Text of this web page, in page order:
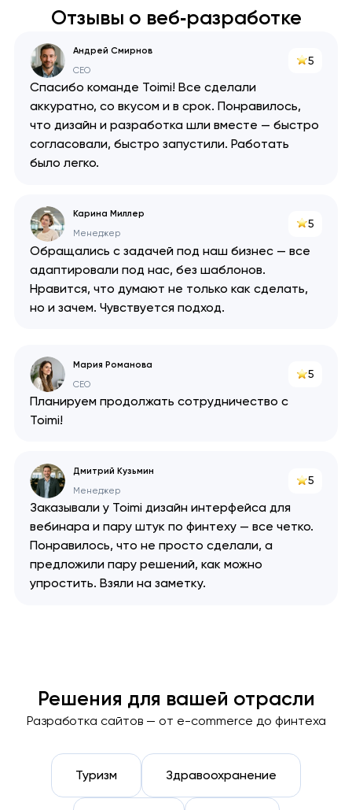
API
Отзывы о веб‑разработке
Андрей Смирнов
CEO
5
Спасибо команде Toimi! Все сделали
аккуратно, со вкусом и в срок. Понравилось,
что дизайн и разработка шли вместе — быстро
согласовали, быстро запустили. Работать
было легко.
Карина Миллер
Менеджер
5
Обращались с задачей под наш бизнес — все
адаптировали под нас, без шаблонов.
Нравится, что думают не только как сделать,
но и зачем. Чувствуется подход.
Мария Романова
CEO
5
Планируем продолжать сотрудничество с
Toimi!
Дмитрий Кузьмин
Менеджер
5
Заказывали у Toimi дизайн интерфейса для
вебинара и пару штук по финтеху — все четко.
Понравилось, что не просто сделали, а
предложили пару решений, как можно
упростить. Взяли на заметку.
Решения для вашей отрасли
Разработка сайтов — от e-commerce до финтеха
Туризм Здравоохранение